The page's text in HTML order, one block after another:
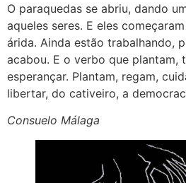
O paraquedas se abriu, dando
aqueles seres. E eles
árida. Ainda estão trabalhando,
acabou. E o verbo que plantam,
esperançar. Plantam, regam,
libertar, do cativeiro, a
Consuelo Málaga